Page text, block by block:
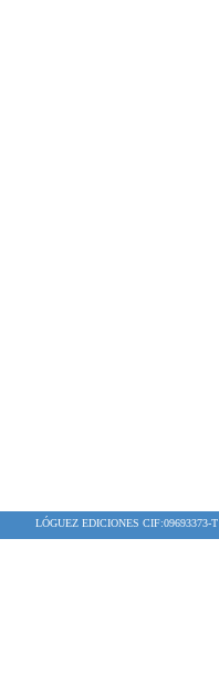
LÓGUEZ EDICIONES CIF:09693373-T